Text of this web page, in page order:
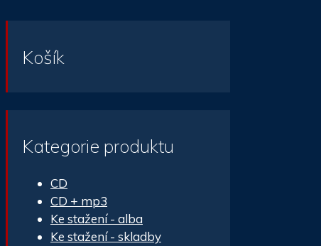
Košík
Kategorie produktu
CD
CD + mp3
Ke stažení - alba
Ke stažení - skladby